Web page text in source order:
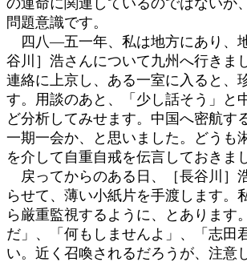
問題意識です。
四八―五一年、私は地方にあり、
谷川］浩さんについて九州へ行きま
連絡に上京し、ある一室に入ると、
す。用談のあと、「少し話そう」と
ど分析してみせます。中国へ密航す
一期一会か、と思いました。どうも
を介して自重自戒を伝言しておきま
戻ってからのある日、［長谷川］
らせて、薄い小紙片を手渡します。
ら厳重監視するように、とあります
だ」、「何もしませんよ」、「志田
い。近く召喚されるだろうが、注